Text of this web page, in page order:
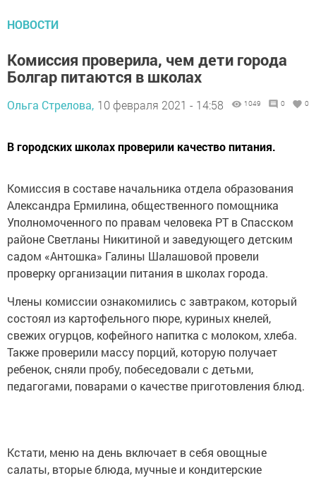
НОВОСТИ
Комиссия проверила, чем дети города
Болгар питаются в школах
Ольга Стрелова, 10 февраля 2021 - 14:58 1049 0 0
В городских школах проверили качество питания.
Комиссия в составе начальника отдела образования
Александра Ермилина, общественного помощника
Уполномоченного по правам человека РТ в Спасском
районе Светланы Никитиной и заведующего детским
садом «Антошка» Галины Шалашовой провели
проверку организации питания в школах города.
Члены комиссии ознакомились с завтраком, который
состоял из картофельного пюре, куриных кнелей,
свежих огурцов, кофейного напитка с молоком, хлеба.
Также проверили массу порций, которую получает
ребенок, сняли пробу, побеседовали с детьми,
педагогами, поварами о качестве приготовления блюд.
Кстати, меню на день включает в себя овощные
салаты, вторые блюда, мучные и кондитерские